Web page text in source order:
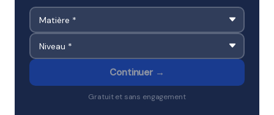
Continuer →
Gratuit et sans engagement